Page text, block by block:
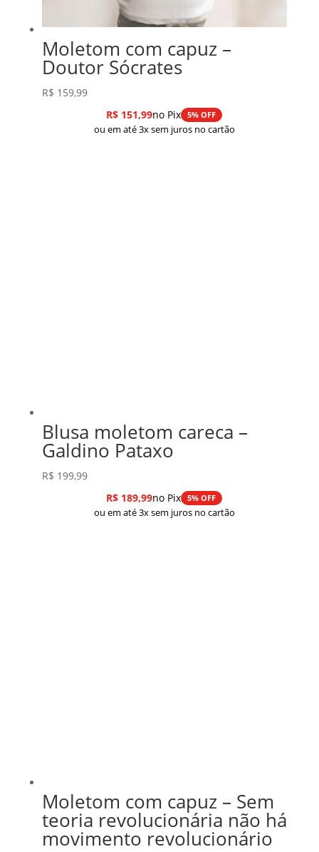
Moletom com capuz –
Doutor Sócrates
R$ 159,99
R$ 151,99no Pix 5% OFF
ou em até 3x sem juros no cartão
Blusa moletom careca –
Galdino Pataxo
R$ 199,99
R$ 189,99no Pix 5% OFF
ou em até 3x sem juros no cartão
Moletom com capuz – Sem
teoria revolucionária não há
movimento revolucionário